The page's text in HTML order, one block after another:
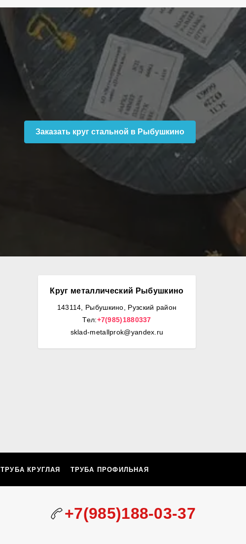
Заказать круг стальной в Рыбушкино
Круг металлический Рыбушкино
143114, Рыбушкино, Рузский район
Тел:+7(985)1880337
sklad-metallprok@yandex.ru
ТРУБА КРУГЛАЯ ТРУБА ПРОФИЛЬНАЯ
+7(985)188-03-37